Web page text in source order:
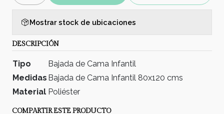
Mostrar stock de ubicaciones
DESCRIPCIÓN
Tipo
Bajada de Cama Infantil
Medidas Bajada de Cama Infantil 80x120 cms
Material Poliéster
COMPARTIR ESTE PRODUCTO